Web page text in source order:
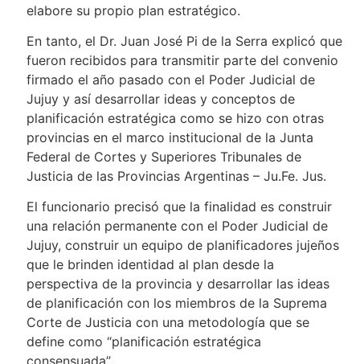
elabore su propio plan estratégico.
En tanto, el Dr. Juan José Pi de la Serra explicó que
fueron recibidos para transmitir parte del convenio
firmado el año pasado con el Poder Judicial de
Jujuy y así desarrollar ideas y conceptos de
planificación estratégica como se hizo con otras
provincias en el marco institucional de la Junta
Federal de Cortes y Superiores Tribunales de
Justicia de las Provincias Argentinas – Ju.Fe. Jus.
El funcionario precisó que la finalidad es construir
una relación permanente con el Poder Judicial de
Jujuy, construir un equipo de planificadores jujeños
que le brinden identidad al plan desde la
perspectiva de la provincia y desarrollar las ideas
de planificación con los miembros de la Suprema
Corte de Justicia con una metodología que se
define como “planificación estratégica